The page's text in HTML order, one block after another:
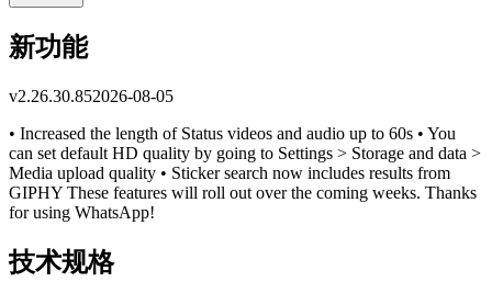
新功能
v2.26.30.852026-08-05
• Increased the length of Status videos and audio up to 60s • You
can set default HD quality by going to Settings > Storage and data >
Media upload quality • Sticker search now includes results from
GIPHY These features will roll out over the coming weeks. Thanks
for using WhatsApp!
技术规格